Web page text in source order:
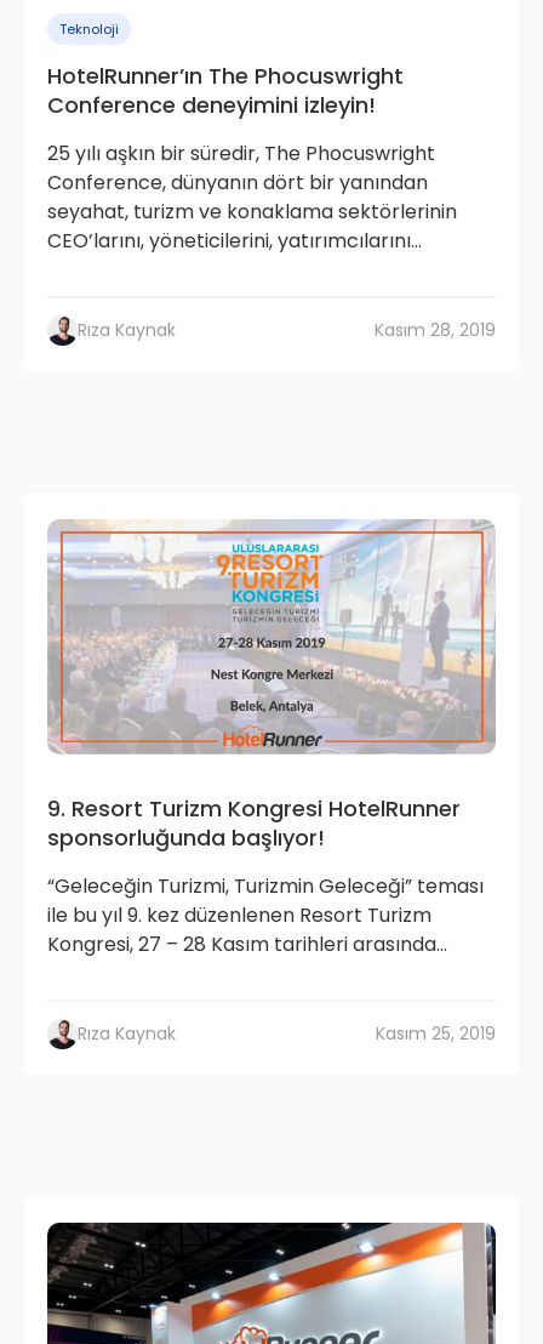
Teknoloji
HotelRunner’ın The Phocuswright
Conference deneyimini izleyin!
25 yılı aşkın bir süredir, The Phocuswright
Conference, dünyanın dört bir yanından
seyahat, turizm ve konaklama sektörlerinin
CEO’larını, yöneticilerini, yatırımcılarını...
Rıza Kaynak Kasım 28, 2019
9. Resort Turizm Kongresi HotelRunner
sponsorluğunda başlıyor!
“Geleceğin Turizmi, Turizmin Geleceği” teması
ile bu yıl 9. kez düzenlenen Resort Turizm
Kongresi, 27 – 28 Kasım tarihleri arasında...
Rıza Kaynak Kasım 25, 2019